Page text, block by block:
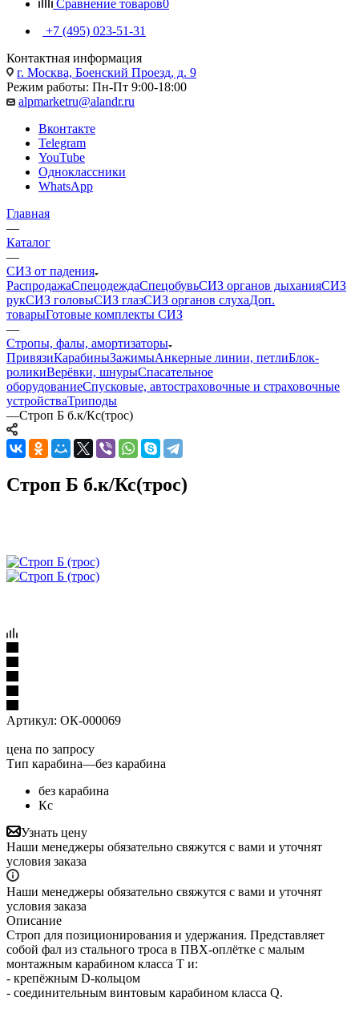
Сравнение товаров0
+7 (495) 023-51-31
Контактная информация
г. Москва, Боенский Проезд, д. 9
Режим работы: Пн-Пт 9:00-18:00
alpmarketru@alandr.ru
Вконтакте
Telegram
YouTube
Одноклассники
WhatsApp
Главная
—
Каталог
—
СИЗ от падения
РаспродажаСпецодеждаСпецобувьСИЗ органов дыханияСИЗ
рукСИЗ головыСИЗ глазСИЗ органов слухаДоп.
товарыГотовые комплекты СИЗ
—
Стропы, фалы, амортизаторы
ПривязиКарабиныЗажимыАнкерные линии, петлиБлок-
роликиВерёвки, шнурыСпасательное
оборудованиеСпусковые, автостраховочные и страховочные
устройстваТриподы
—Строп Б б.к/Кс(трос)
Строп Б б.к/Кс(трос)
Артикул: ОК-000069
цена по запросу
Тип карабина—без карабина
без карабина
Кс
Узнать цену
Наши менеджеры обязательно свяжутся с вами и уточнят
условия заказа
Наши менеджеры обязательно свяжутся с вами и уточнят
условия заказа
Описание
Строп для позиционирования и удержания. Представляет
собой фал из стального троса в ПВХ-оплётке с малым
монтажным карабином класса Т и:
- крепёжным D-кольцом
- соединительным винтовым карабином класса Q.